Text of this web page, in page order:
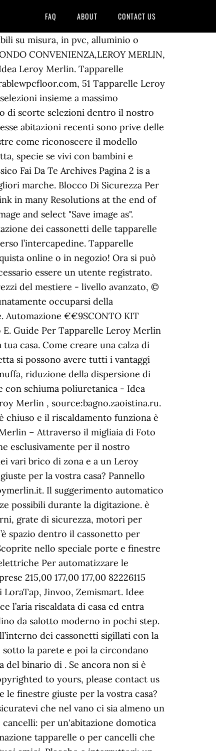
FAQ ABOUT CONTACT US
is a part of Delizioso Tapparelle Leroy Merlin pictures gallery. Le tapparelle elettriche si alzano e si abbassano automaticamente, senza bisogno di far fatica: ecco quanto costa installare un motore per tapparelle. We don't intend to display any copyright protected images. Acquista online o in negozio! Belleri Tende A Pacchetto. Tapparelle Leroy Merlin Porte Blindate Leroy Merlin Prezzi. Come coibentare i cassonetti delle tapparelle. Kit tapparelle e tende elettriche: scopri il catalogo di prodotti Leroy Merlin per la tua casa. Produzione e Vendita Tapparelle, motori per tapparelle, zanzariere, tende veneziane, da sole, a rullo da oltre 25 anni. Spero davvero lo farai mi piace. Nella scelta non si può non pensare anche all'aspetto estetico. Disponibili con e senza manovra di soccorso, da a 1kg. Prezzi, offerte online e le migliori marche. rilasciato per mezzo di Margaret P. Brown a 2017-04-16 01:47:53.Per scoprire tutti scorte dentro 51 Tapparelle Leroy Merlin immagini galleria assicurati che rispettare questo URL sito web. 51 Tapparelle Leroy Merlin – Dal migliaia di Foto su Internet riguardoTapparelle Leroy Merlin,tutti noi scelte il più prezioso collezioni avere massimo risoluzione dell’immagine completamente per tutti voi, e ora questo fotografie ,in effetti, uno tra foto collezioni … Tende bambu avvolgibili – Pannelli termoisolanti from Tapparelle Leroy Merlin , source:villisan.ru. Migliora la tua casa con la gamma più completa di prodotti per il giardino, il fai da te, la ristrutturazione e la decorazione. Oggi la domotica è una solida realtà che aiuta a vivere con più comodità all'interno e all'esterno della propria abitazione. Motorizzazioni per tapparelle e tende scopri il catalogo di prodotti Leroy Merlin per la tua casa. Come coibentare cassoni esistenti con isolante specifico - Ispirazione Leroy Merlin, Anche i rotoli in isolene adesivo materiale isolante per cassonetti di tapparelle autoadesivo, adatto a creare una barriera alle dispersioni energetiche e a ridurre i rumori che provengono dall’esterno. CAPPOTTO TERMICO cappottotermico from Tapparelle Leroy Merlin , source:www.betonstyr.com. Il comando tapparelle elettriche viene effettuato mediante pulsanti inter-bloccati a muro che consentono di alzare ed abbassare gli avvolgibili mediante lo schema di collegamento seguente:. Se ci sono, il problema viene subito risolto: basta sigillare i buchi con una buona schiuma poliuretanica per isolare i